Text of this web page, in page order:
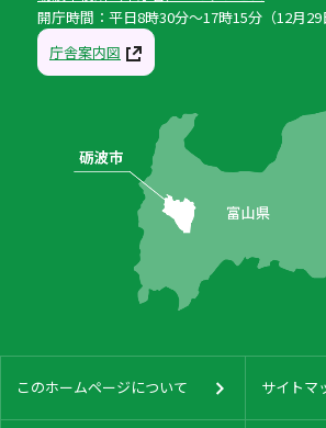
開庁時間：平日8時30分〜17時15分（12月29
庁舎案内図
このホームページについて サイトマ